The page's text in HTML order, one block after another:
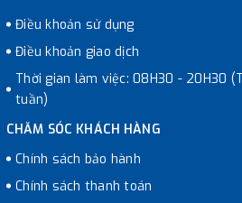
Điều khoản sử dụng
Điều khoản giao dịch
Thời gian làm việc: 08H30 - 20H30
tuần)
CHĂM SÓC KHÁCH HÀNG
Chính sách bảo hành
Chính sách thanh toán